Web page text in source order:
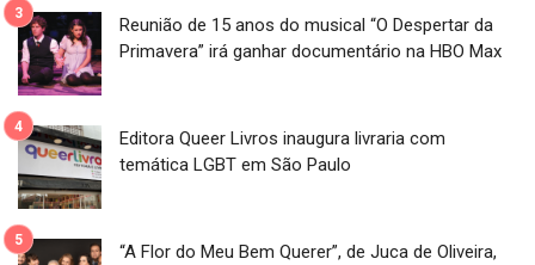
Reunião de 15 anos do musical “O Despertar da
Primavera” irá ganhar documentário na HBO Max
Editora Queer Livros inaugura livraria com
temática LGBT em São Paulo
“A Flor do Meu Bem Querer”, de Juca de Oliveira,